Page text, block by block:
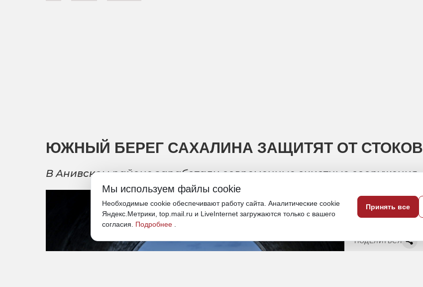
ЮЖНЫЙ БЕРЕГ САХАЛИНА ЗАЩИТЯТ ОТ СТОКОВ
В Анивском районе заработали современные очистные сооружения
13 мая, 18:49
Сахалин
ПОДЕЛИТЬСЯ
Мы используем файлы cookie
Необходимые cookie обеспечивают работу сайта. Аналитические cookie
Яндекс.Метрики, top.mail.ru и LiveInternet загружаются только с вашего
согласия. Подробнее
Принять все